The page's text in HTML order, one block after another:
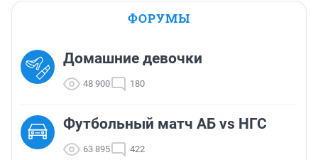
ФОРУМЫ
Домашние девочки
48 900 180
Футбольный матч АБ vs НГС
63 895 422